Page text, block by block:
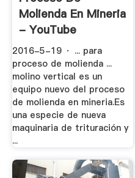
Molienda En Mineria
- YouTube
2016-5-19 · ... para
proceso de molienda ...
molino vertical es un
equipo nuevo del proceso
de molienda en mineria.Es
una especie de nueva
maquinaria de trituración y
...